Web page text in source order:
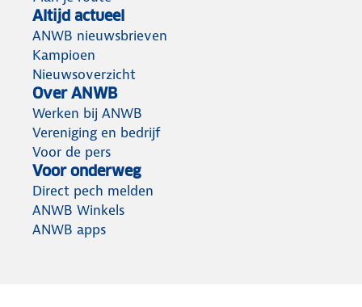
Altijd actueel
ANWB nieuwsbrieven
Kampioen
Nieuwsoverzicht
Over ANWB
Werken bij ANWB
Vereniging en bedrijf
Voor de pers
Voor onderweg
Direct pech melden
ANWB Winkels
ANWB apps